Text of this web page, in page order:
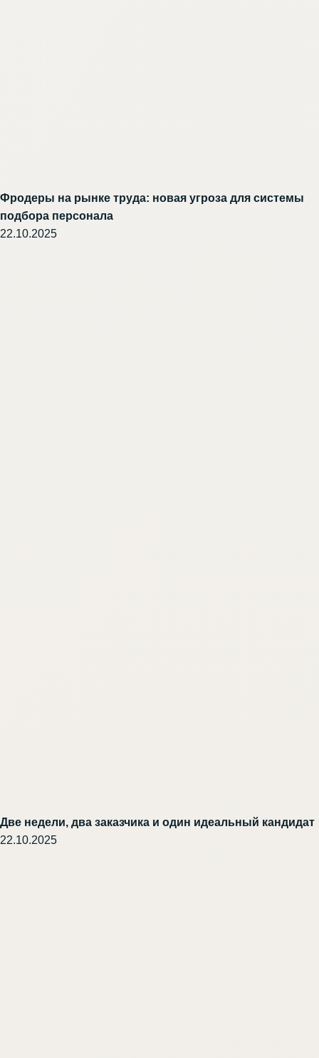
Фродеры на рынке труда: новая угроза для системы
подбора персонала
22.10.2025
Две недели, два заказчика и один идеальный кандидат
22.10.2025